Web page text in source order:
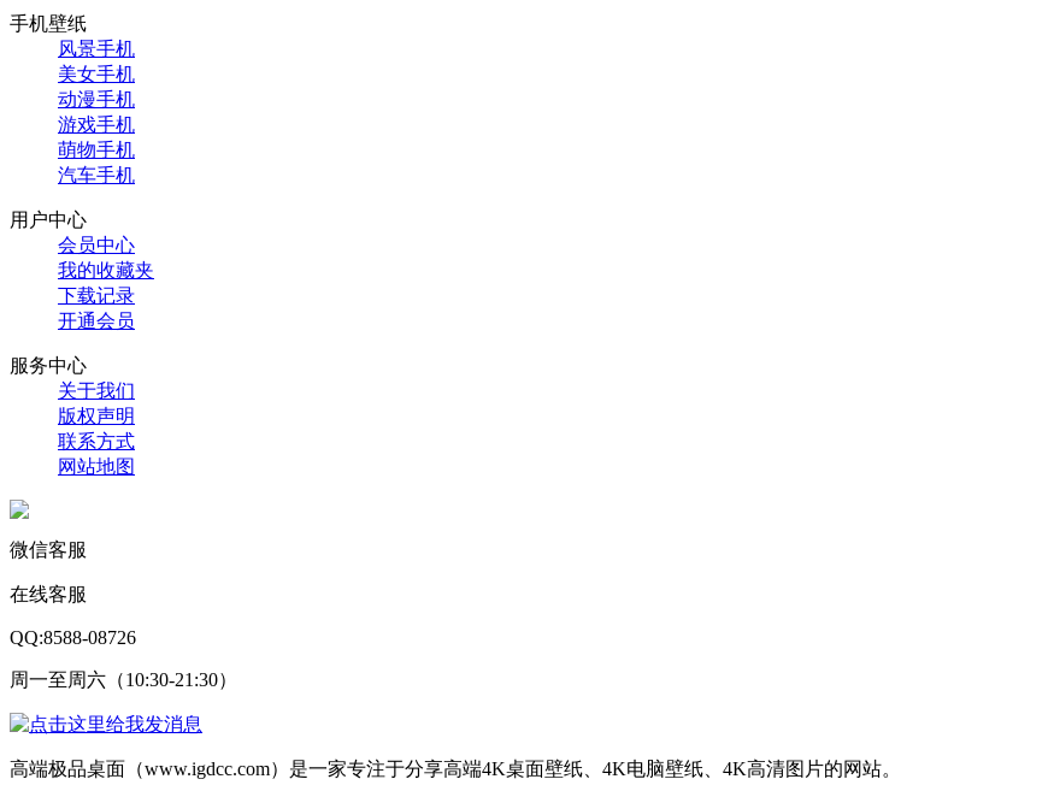
手机壁纸
风景手机
美女手机
动漫手机
游戏手机
萌物手机
汽车手机
用户中心
会员中心
我的收藏夹
下载记录
开通会员
服务中心
关于我们
版权声明
联系方式
网站地图
微信客服
在线客服
QQ:8588-08726
周一至周六（10:30-21:30）
高端极品桌面（www.igdcc.com）是一家专注于分享高端4K桌面壁纸、4K电脑壁纸、4K高清图片的网站。